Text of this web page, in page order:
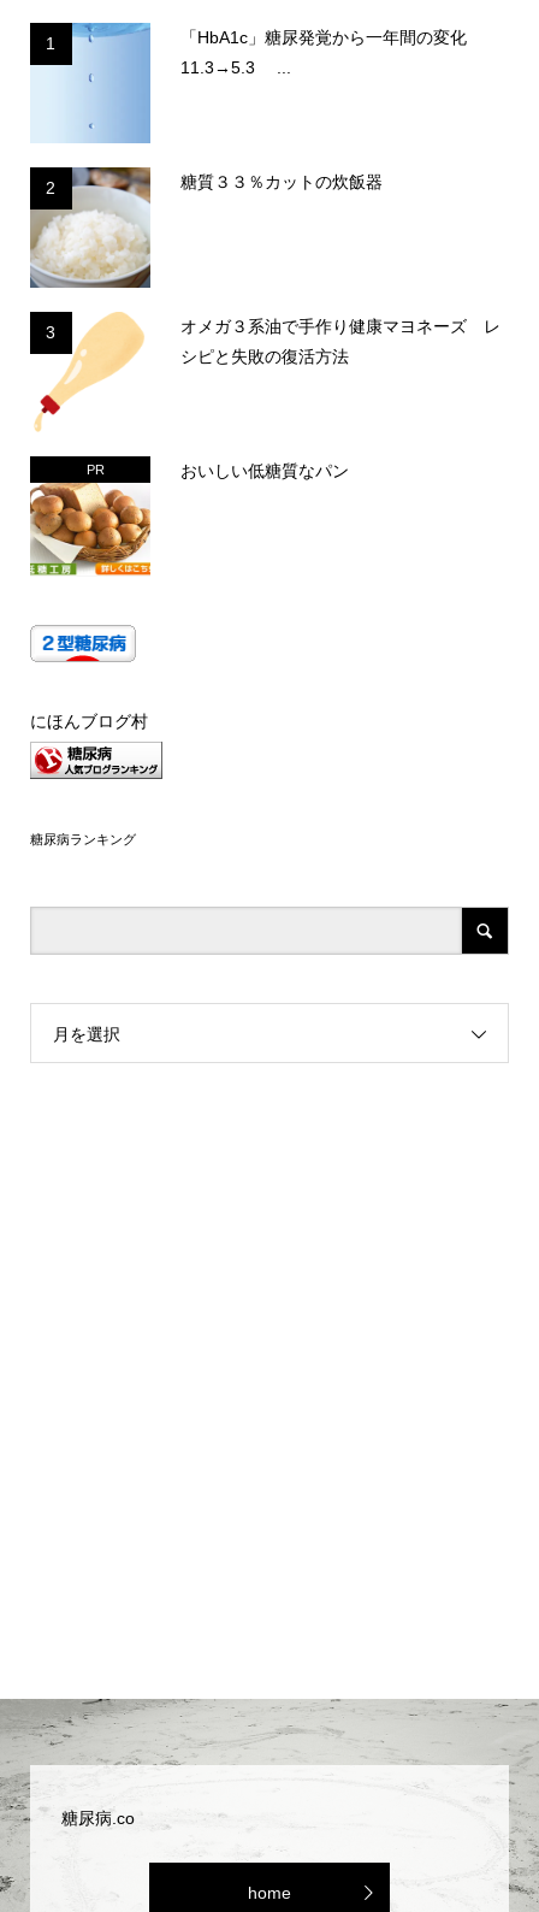
1
「HbA1c」糖尿発覚から一年間の変化
11.3→5.3 ...
2 糖質３３％カットの炊飯器
3
オメガ３系油で手作り健康マヨネーズ レ
シピと失敗の復活方法
PR おいしい低糖質なパン
にほんブログ村
糖尿病ランキング
月を選択
糖尿病.co
home